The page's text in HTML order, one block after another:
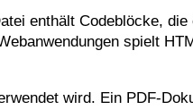
enthält Codeblöcke,
spielt
wird. Ein PDF-